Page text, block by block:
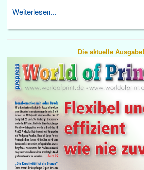
Weiterlesen...
Die aktuelle Ausgabe!